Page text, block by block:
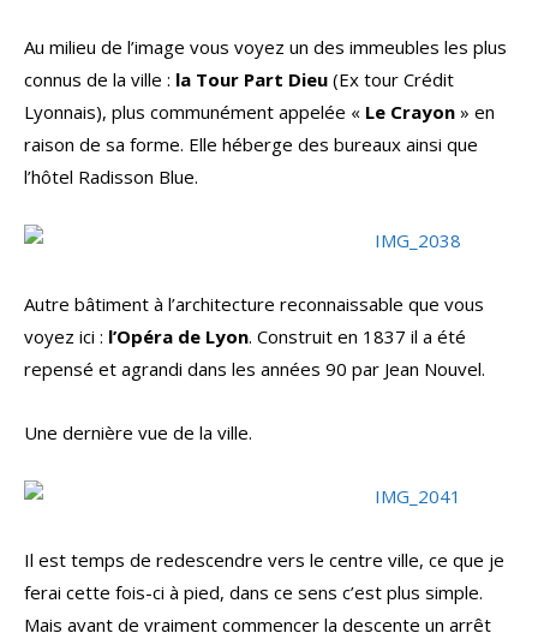
Au milieu de l’image vous voyez un des immeubles les plus
connus de la ville : la Tour Part Dieu (Ex tour Crédit
Lyonnais), plus communément appelée « Le Crayon » en
raison de sa forme. Elle héberge des bureaux ainsi que
l’hôtel Radisson Blue.
Autre bâtiment à l’architecture reconnaissable que vous
voyez ici : l’Opéra de Lyon. Construit en 1837 il a été
repensé et agrandi dans les années 90 par Jean Nouvel.
Une dernière vue de la ville.
Il est temps de redescendre vers le centre ville, ce que je
ferai cette fois-ci à pied, dans ce sens c’est plus simple.
Mais avant de vraiment commencer la descente un arrêt